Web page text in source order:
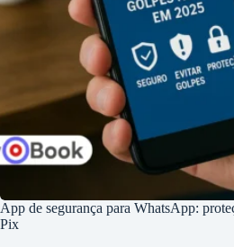
App de segurança para WhatsApp:
Pix